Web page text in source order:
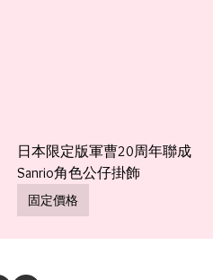
日本限定版軍曹20周年聯成
Sanrio角色公仔掛飾
固定價格